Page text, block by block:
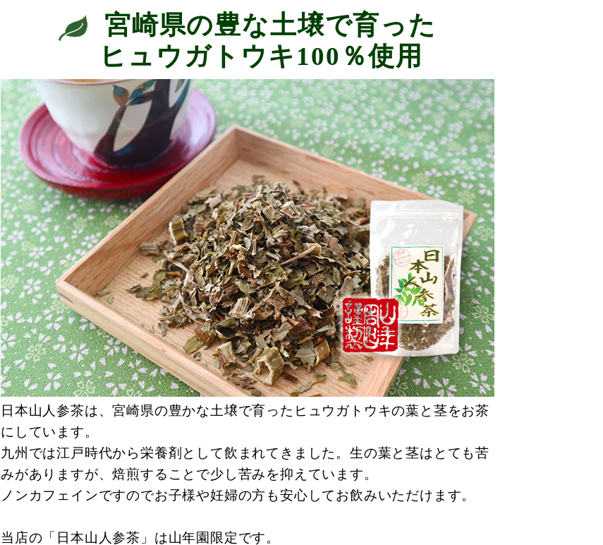
宮崎県の豊な土壌で育った
ヒュウガトウキ100％使用
日本山人参茶は、宮崎県の豊かな土壌で育ったヒュウガトウキの葉と茎をお茶
にしています。
九州では江戸時代から栄養剤として飲まれてきました。生の葉と茎はとても苦
みがありますが、焙煎することで少し苦みを抑えています。
ノンカフェインですのでお子様や妊婦の方も安心してお飲みいただけます。
当店の「日本山人参茶」は山年園限定です。